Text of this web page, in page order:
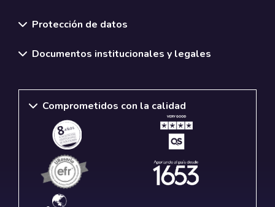
Protección de datos
Documentos institucionales y legales
Comprometidos con la calidad